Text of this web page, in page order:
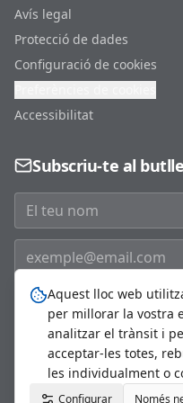
Avís legal
Protecció de dades
Configuració de cookies
Accessibilitat
Subscriu-te al
©2026Ajuntament de
Aquest lloc web
per millorar la vostra
analitzar el trànsit i
acceptar-les totes,
les individualment o
Configurar Només